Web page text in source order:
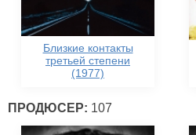
Близкие контакты
третьей степени
(1977)
ПРОДЮСЕР: 107